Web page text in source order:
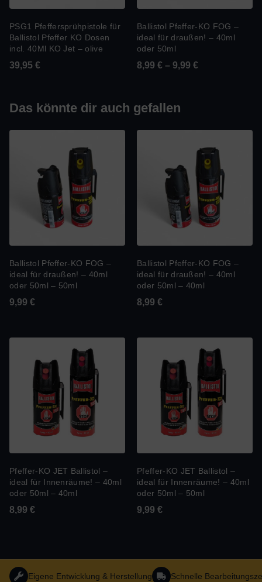
PSG1 Pfeffersprühpistole für
Ballistol Pfeffer KO Dosen
incl. 40Ml KO Jet – olive
39,95 €
Ballistol Pfeffer-KO FOG –
ideal für draußen! – 40ml
oder 50ml
8,99 € – 9,99 €
Das könnte dir auch gefallen
Ballistol Pfeffer-KO FOG –
ideal für draußen! – 40ml
oder 50ml – 50ml
9,99 €
Ballistol Pfeffer-KO FOG –
ideal für draußen! – 40ml
oder 50ml – 40ml
8,99 €
Pfeffer-KO JET Ballistol –
ideal für Innenräume! – 40ml
oder 50ml – 40ml
8,99 €
Pfeffer-KO JET Ballistol –
ideal für Innenräume! – 40ml
oder 50ml – 50ml
9,99 €
Eigene Entwicklung & Herstellung Schnelle